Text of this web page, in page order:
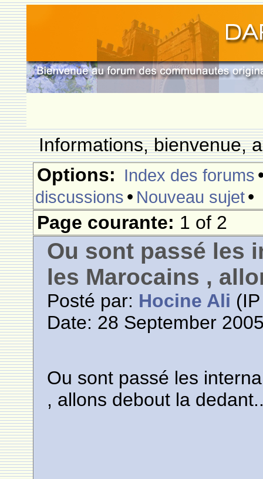
Informations, bienvenue,
Options: Index des forums
discussions • Nouveau sujet•
Page courante: 1 of 2
Ou sont passé les
les Marocains ,
Posté par: Hocine Ali
Date: 28 September
Ou sont passé les
, allons debout la